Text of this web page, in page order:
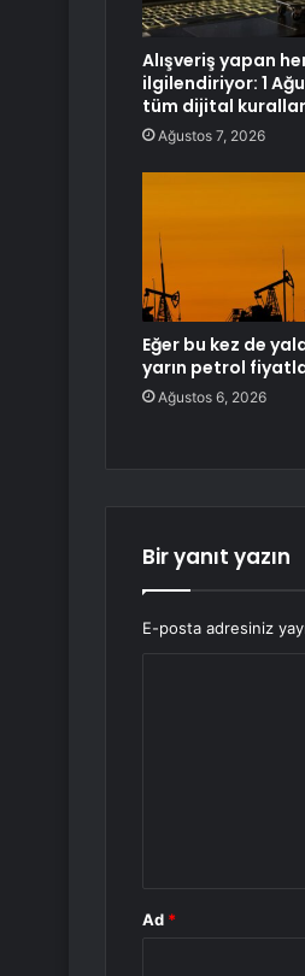
Alışveriş yapan
ilgilendiriyor: 1
tüm dijital
Ağustos 7, 2026
Eğer bu kez de
yarın petrol
Ağustos 6, 2026
Bir yanıt yazın
E-posta adresiniz
Ad *